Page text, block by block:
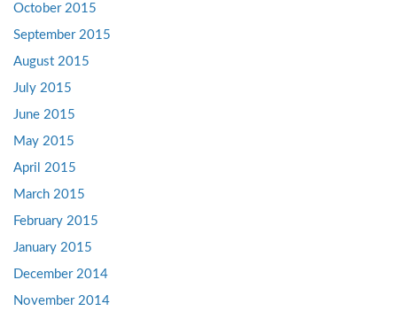
October 2015
September 2015
August 2015
July 2015
June 2015
May 2015
April 2015
March 2015
February 2015
January 2015
December 2014
November 2014